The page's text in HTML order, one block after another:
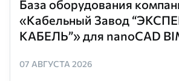
База оборудования
«Кабельный Завод
КАБЕЛЬ”» для nanoCAD
07 АВГУСТА 2026